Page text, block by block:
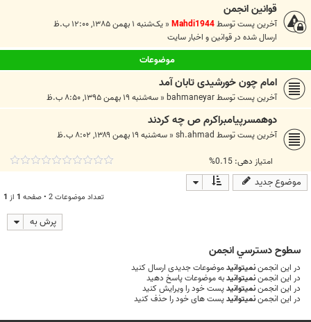
قوانین انجمن
آخرین پست توسطMahdi1944
« یک‌شنبه ۱ بهمن ۱۳۸۵, ۱۲:۰۰ ب.ظ
ارسال شده در قوانين و اخبار سايت
موضوعات
امام چون خورشیدی تابان آمد
آخرین پست توسطbahmaneyar
« سه‌شنبه ۱۹ بهمن ۱۳۹۵, ۸:۵۰ ب.ظ
دوهمسرپیامبراکرم ص چه کردند
آخرین پست توسط sh.ahmad
« سه‌شنبه ۱۹ بهمن ۱۳۸۹, ۸:۰۲ ب.ظ
امتیاز دهی: 0.15%
موضوع جدید
تعداد موضوعات 2 • صفحه 1 از 1
پرش به
سطوح دسترسي انجمن
در این انجمننمیتوانیدموضوعات جدیدی ارسال کنید
در این انجمننمیتوانیدبه موضوعات پاسخ دهید
در این انجمننمیتوانیدپست خود را ویرایش کنید
در این انجمننمیتوانیدپست های خود را حذف کنید